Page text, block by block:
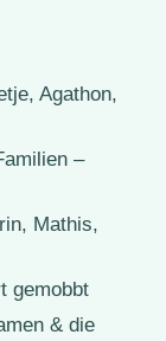
Agathon,
–
Mathis,
gemobbt
& die